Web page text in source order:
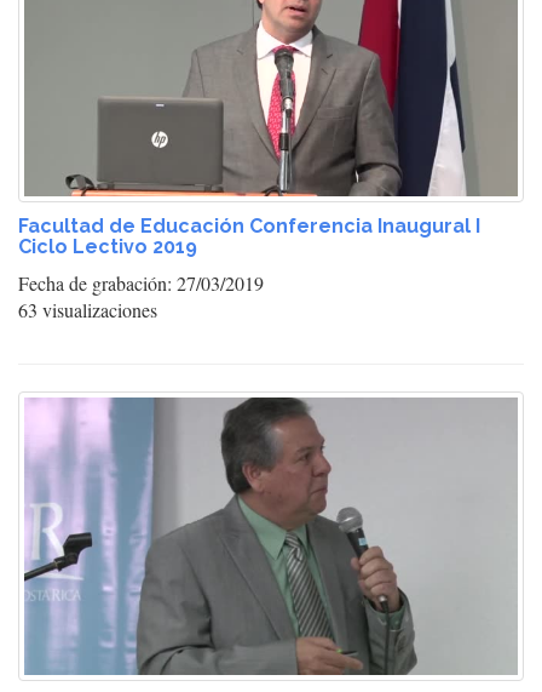
Facultad de Educación Conferencia Inaugural I
Ciclo Lectivo 2019
Fecha de grabación: 27/03/2019
63 visualizaciones